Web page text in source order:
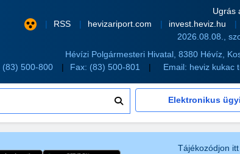
Ugrás
RSS
hevizariport.com invest.heviz.hu
2026.08.08.,
Hévízi Polgármesteri Hivatal, 8380 Hévíz,
(83) 500-800 Fax: (83) 500-801 Email: heviz kukac
Elektronikus
Tájékozódjon